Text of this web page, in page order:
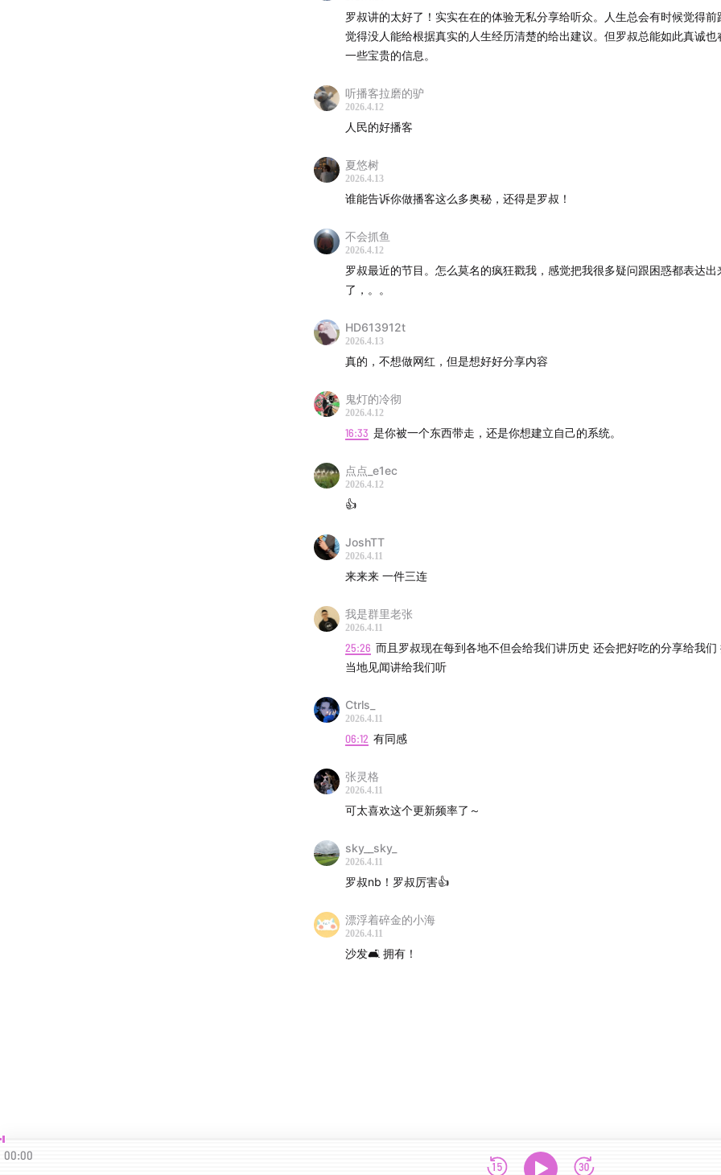
主播 | 罗叔、曼宁
文案 | 燃烧吧罗叔
日程 | 腿哥
/BGM List
片头：念念
新浪微博：@燃烧吧罗叔
公众号：头号玩家toGo
合作微信： luoyoucai
听众群：添加微信luoyoucai，或扫描下方二维码，跟我们一起聊天～
罗叔讲的太好了！实实在在的体验无私分享给听众。人生总会有时候觉得前
觉得没人能给根据真实的人生经历清楚的给出建议。但罗叔总能如此真诚也
一些宝贵的信息。
听播客拉磨的驴
2026.4.12
人民的好播客
夏悠树
2026.4.13
谁能告诉你做播客这么多奥秘，还得是罗叔！
不会抓鱼
2026.4.12
罗叔最近的节目。怎么莫名的疯狂戳我，感觉把我很多疑问跟困惑都表达出
了，。。
HD613912t
2026.4.13
真的，不想做网红，但是想好好分享内容
鬼灯的冷彻
2026.4.12
16:33 是你被一个东西带走，还是你想建立自己的系统。
点点_e1ec
2026.4.12
👍
JoshTT
2026.4.11
来来来 一件三连
我是群里老张
2026.4.11
25:26 而且罗叔现在每到各地不但会给我们讲历史 还会把好吃的分享给我们 把好玩的
当地见闻讲给我们听
Ctrls_
2026.4.11
06:12 有同感
张灵格
2026.4.11
可太喜欢这个更新频率了～
sky__sky_
2026.4.11
罗叔nb！罗叔厉害👍
漂浮着碎金的小海
2026.4.11
沙发🛋️ 拥有！
00:00